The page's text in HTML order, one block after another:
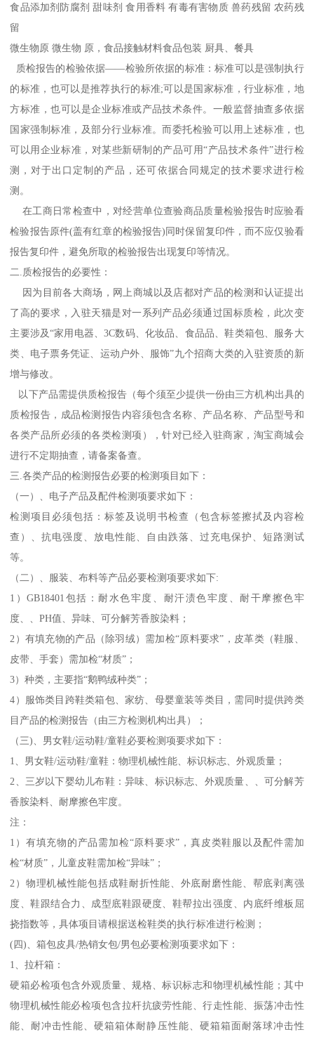
食品添加剂防腐剂 甜味剂 食用香料 有毒有害物质 兽药残留 农药残
留
微生物原 微生物 原，食品接触材料食品包装 厨具、餐具
质检报告的检验依据——检验所依据的标准：标准可以是强制执行
的标准，也可以是推荐执行的标准;可以是国家标准，行业标准，地
方标准，也可以是企业标准或产品技术条件。一般监督抽查多依据
国家强制标准，及部分行业标准。而委托检验可以用上述标准，也
可以用企业标准，对某些新研制的产品可用“产品技术条件”进行检
测，对于出口定制的产品，还可依据合同规定的技术要求进行检
测。
在工商日常检查中，对经营单位查验商品质量检验报告时应验看
检验报告原件(盖有红章的检验报告)同时保留复印件，而不应仅验看
报告复印件，避免所取的检验报告出现复印等情况。
二.质检报告的必要性：
因为目前各大商场，网上商城以及店都对产品的检测和认证提出
了高的要求，入驻天猫是对一系列产品必须通过国标质检，此次变
主要涉及“家用电器、3C数码、化妆品、食品品、鞋类箱包、服务大
类、电子票务凭证、运动户外、服饰”九个招商大类的入驻资质的新
增与修改。
以下产品需提供质检报告（每个须至少提供一份由三方机构出具的
质检报告，成品检测报告内容须包含名称、产品名称、产品型号和
各类产品所必须的各类检测项），针对已经入驻商家，淘宝商城会
进行不定期抽查，请备案备查。
三.各类产品的检测报告必要的检测项目如下：
（一）、电子产品及配件检测项要求如下：
检测项目必须包括：标签及说明书检查（包含标签擦拭及内容检
查）、抗电强度、放电性能、自由跌落、过充电保护、短路测试
等。
（二）、服装、布料等产品必要检测项要求如下:
1）GB18401包括：耐水色牢度、耐汗渍色牢度、耐干摩擦色牢
度、、PH值、异味、可分解芳香胺染料；
2）有填充物的产品（除羽绒）需加检“原料要求”，皮革类（鞋服、
皮带、手套）需加检“材质”；
3）种类，主要指“鹅鸭绒种类”；
4）服饰类目跨鞋类箱包、家纺、母婴童装等类目，需同时提供跨类
目产品的检测报告（由三方检测机构出具）；
（三)、男女鞋/运动鞋/童鞋必要检测项要求如下：
1、男女鞋/运动鞋/童鞋：物理机械性能、标识标志、外观质量；
2、三岁以下婴幼儿布鞋：异味、标识标志、外观质量、、可分解芳
香胺染料、耐摩擦色牢度。
注：
1）有填充物的产品需加检“原料要求”，真皮类鞋服以及配件需加
检“材质”，儿童皮鞋需加检“异味”；
2）物理机械性能包括成鞋耐折性能、外底耐磨性能、帮底剥离强
度、鞋跟结合力、成型底鞋跟硬度、鞋帮拉出强度、内底纤维板屈
挠指数等，具体项目请根据送检鞋类的执行标准进行检测；
(四)、箱包皮具/热销女包/男包必要检测项要求如下：
1、拉杆箱：
硬箱必检项包含外观质量、规格、标识标志和物理机械性能；其中
物理机械性能必检项包含拉杆抗疲劳性能、行走性能、振荡冲击性
能、耐冲击性能、硬箱箱体耐静压性能、硬箱箱面耐落球冲击性